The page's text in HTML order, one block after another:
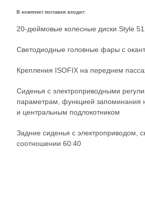
В комплект поставки входит:
20-дюймовые колесные диски Style
Светодиодные головные фары с
Крепления ISOFIX на переднем
Сиденья с электроприводными
параметрам, функцией запоминания
и центральным подлокотником
Задние сиденья с электроприводом,
соотношении 60:40